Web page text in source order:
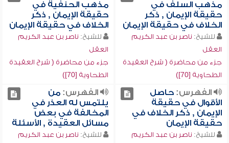
مذهب السلف في
حقيقة الإيمان , ذكر
الخلاف في حقيقة الإيمان
للشيخ: ناصر بن عبد الكريم
العقل
جزء من محاضرة ( شرح العقيدة
الطحاوية [70])
مذهب الحنفية في
حقيقة الإيمان , ذكر
الخلاف في حقيقة الإيمان
للشيخ: ناصر بن عبد الكريم
العقل
جزء من محاضرة ( شرح العقيدة
الطحاوية [70])
الفهرس:حاصل
الأقوال في حقيقة
الإيمان , ذكر الخلاف في
حقيقة الإيمان
للشيخ: ناصر بن عبد الكريم
الفهرس:من
يلتمس له العذر في
المخالفة في بعض
مسائل العقيدة , الأسئلة
للشيخ: ناصر بن عبد الكريم